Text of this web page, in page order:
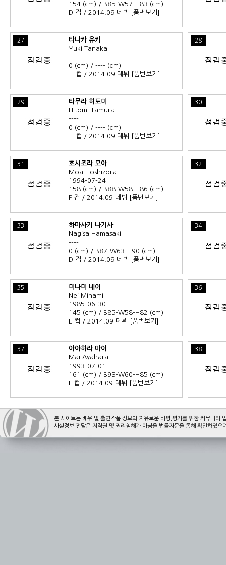
154 (cm) / B85-W57-H83 (cm)
D 컵 / 2014.09 데뷔
[품번보기]
27
타나카 유키
Yuki Tanaka
----
0 (cm) / ---- (cm)
-- 컵 / 2014.09 데뷔
[품번보기]
28
29
타무라 히토미
Hitomi Tamura
----
0 (cm) / ---- (cm)
-- 컵 / 2014.09 데뷔
[품번보기]
30
31
호시조라 모아
Moa Hoshizora
1994-07-24
158 (cm) / B88-W58-H86 (cm)
F 컵 / 2014.09 데뷔
[품번보기]
32
33
하마사키 나기사
Nagisa Hamasaki
----
0 (cm) / B87-W63-H90 (cm)
D 컵 / 2014.09 데뷔
[품번보기]
34
35
미나미 네이
Nei Minami
1985-06-30
145 (cm) / B85-W58-H82 (cm)
E 컵 / 2014.09 데뷔
[품번보기]
36
37
아야하라 마이
Mai Ayahara
1993-07-01
161 (cm) / B93-W60-H85 (cm)
F 컵 / 2014.09 데뷔
[품번보기]
38
본 사이트는 배우 및 출연작품 정보와 자유로운 비평,평가를 위한 커뮤니티
사실정보 전달은 저작권 및 권리침해가 아님을 법률자문을 통해 확인하였으